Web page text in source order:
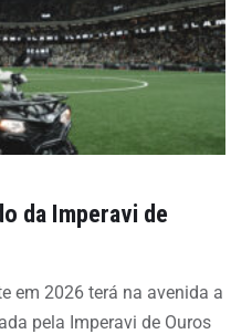
da Imperavi de
em 2026 terá na avenida a
pela Imperavi de Ouros